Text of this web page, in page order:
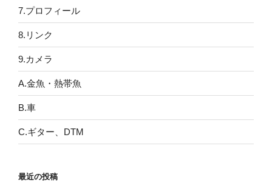
7.プロフィール
8.リンク
9.カメラ
A.金魚・熱帯魚
B.車
C.ギター、DTM
最近の投稿